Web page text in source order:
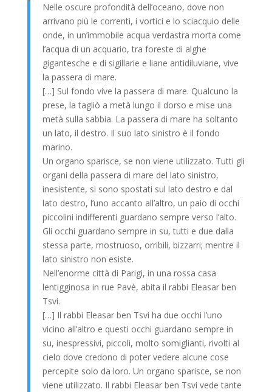
Nelle oscure profondità dell’oceano, dove non
arrivano più le correnti, i vortici e lo sciacquio delle
onde, in un’immobile acqua verdastra morta come
l’acqua di un acquario, tra foreste di alghe
gigantesche e di sigillarie e liane antidiluviane, vive
la passera di mare.
[…] Sul fondo vive la passera di mare. Qualcuno la
prese, la tagliò a metà lungo il dorso e mise una
metà sulla sabbia. La passera di mare ha soltanto
un lato, il destro. Il suo lato sinistro è il fondo
marino.
Un organo sparisce, se non viene utilizzato. Tutti gli
organi della passera di mare del lato sinistro,
inesistente, si sono spostati sul lato destro e dal
lato destro, l’uno accanto all’altro, un paio di occhi
piccolini indifferenti guardano sempre verso l’alto.
Gli occhi guardano sempre in su, tutti e due dalla
stessa parte, mostruoso, orribili, bizzarri; mentre il
lato sinistro non esiste.
Nell’enorme città di Parigi, in una rossa casa
lentigginosa in rue Pavè, abita il rabbi Eleasar ben
Tsvi.
[…] Il rabbi Eleasar ben Tsvi ha due occhi l’uno
vicino all’altro e questi occhi guardano sempre in
su, inespressivi, piccoli, molto somiglianti, rivolti al
cielo dove credono di poter vedere alcune cose
percepite solo da loro. Un organo sparisce, se non
viene utilizzato. Il rabbi Eleasar ben Tsvi vede tante